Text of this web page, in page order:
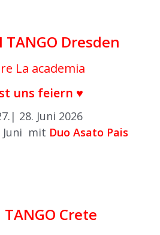
TANGO Dresden
La academia
uns feiern ♥
28. Juni 2026
Juni mit Duo Asato Pais
TANGO Crete